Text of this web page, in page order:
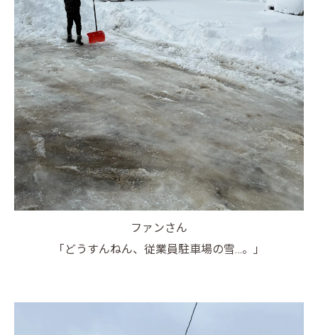
ファンさん
「どうすんねん、従業員駐車場の雪…。」